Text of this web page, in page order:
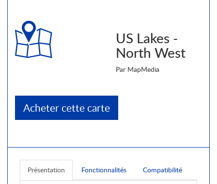
US Lakes -
North West
Par MapMedia
Acheter cette carte
Présentation Fonctionnalités Compatibilité